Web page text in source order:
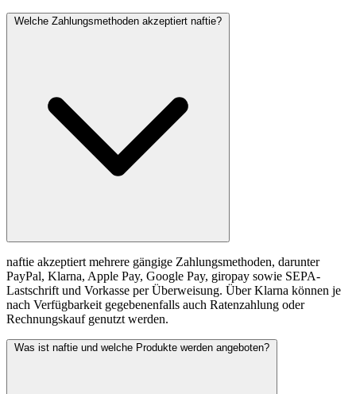
Welche Zahlungsmethoden akzeptiert naftie?
naftie akzeptiert mehrere gängige Zahlungsmethoden, darunter
PayPal, Klarna, Apple Pay, Google Pay, giropay sowie SEPA-
Lastschrift und Vorkasse per Überweisung. Über Klarna können je
nach Verfügbarkeit gegebenenfalls auch Ratenzahlung oder
Rechnungskauf genutzt werden.
Was ist naftie und welche Produkte werden angeboten?